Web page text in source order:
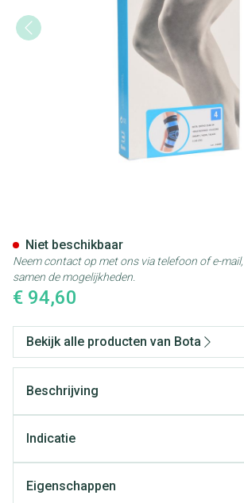
€ 94,60
Niet beschikbaar
Neem contact op met ons via telefoon of e-
samen de mogelijkheden.
Bekijk alle producten van Bota
Beschrijving
Indicatie
Eigenschappen